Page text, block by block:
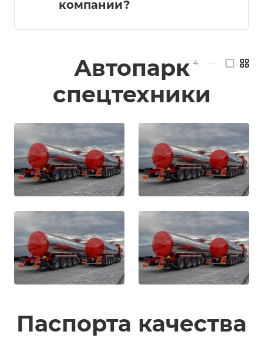
компании?
Автопарк
спецтехники
4 —
Паспорта качества